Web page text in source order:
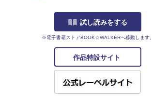
試し読みをする
※電子書籍ストアBOOK☆WALKERへ移動します。
作品特設サイト